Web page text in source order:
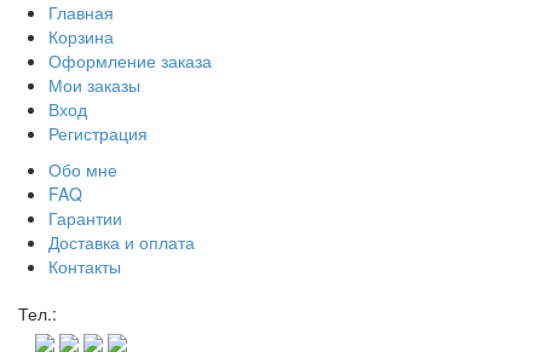
Главная
Корзина
Оформление заказа
Мои заказы
Вход
Регистрация
Обо мне
FAQ
Гарантии
Доставка и оплата
Контакты
Тел.: